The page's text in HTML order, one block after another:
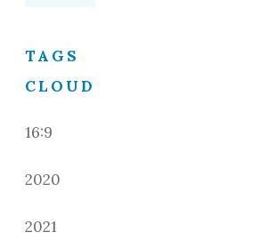
TAGS
CLOUD
16:9
2020
2021